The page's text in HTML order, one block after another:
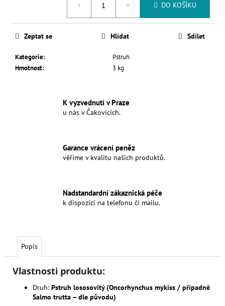
DO KOŠÍKU
Kategorie:
Pstruh
Hmotnost: 3 kg
Zeptat se Hlídat Sdílet
K vyzvednutí v Praze
u nás v Čakovicích.
Garance vrácení peněz
věříme v kvalitu našich produktů.
Nadstandardní zákaznická péče
k dispozici na telefonu či mailu.
Popis
Vlastnosti produktu:
Druh: Pstruh lososovitý (Oncorhynchus mykiss / případně
Salmo trutta – dle původu)